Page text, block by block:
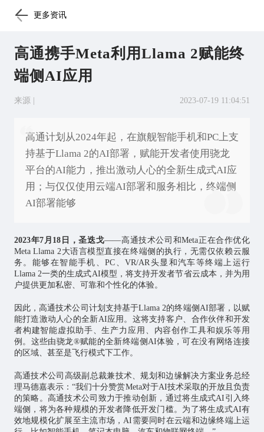
更多资讯
高通携手Meta利用Llama 2赋能终
端侧AI应用
来源 | 2023-07-19 11:04:51
高通计划从2024年起，在旗舰智能手机和PC上支
持基于Llama 2的AI部署，赋能开发者使用骁龙
平台的AI能力，推出激动人心的全新生成式AI应
用；与仅仅使用云端AI部署和服务相比，终端侧
AI部署能够
2023年7月18日，圣迭戈——高通技术公司和Meta正在合作优化
Meta Llama 2大语言模型直接在终端侧的执行，无需仅依赖云服
务。能够在智能手机、PC、VR/AR头显和汽车等终端上运行
Llama 2一类的生成式AI模型，将支持开发者节省云成本，并为用
户提供更加私密、可靠和个性化的体验。
因此，高通技术公司计划支持基于Llama 2的终端侧AI部署，以赋
能打造激动人心的全新AI应用。这将支持客户、合作伙伴和开发
者构建智能虚拟助手、生产力应用、内容创作工具和娱乐等用
例。这些由骁龙®赋能的全新终端侧AI体验，可在没有网络连接
的区域、甚至是飞行模式下工作。
高通技术公司高级副总裁兼技术、规划和边缘解决方案业务总经
理马德嘉表示：“我们十分赞赏Meta对于AI技术采取的开放且负责
的策略。高通技术公司致力于推动创新，通过将生成式AI引入终
端侧，将为各种规模的开发者降低开发门槛。为了将生成式AI有
效地规模化扩展至主流市场，AI需要同时在云端和边缘终端上运